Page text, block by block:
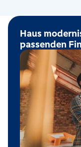
Haus
passenden